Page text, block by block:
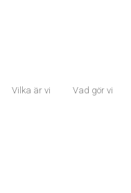
Vilka är vi Vad gör vi